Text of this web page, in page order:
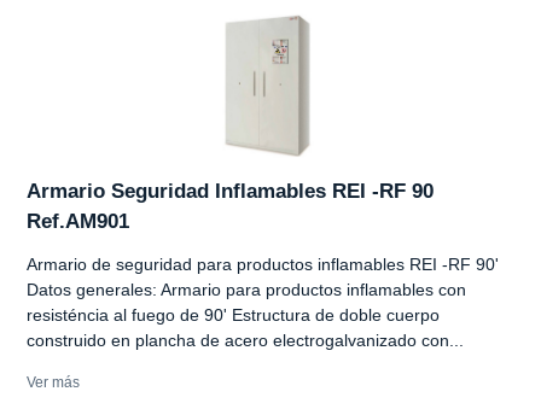
Armario Seguridad Inflamables REI -RF 90
Ref.AM901
Armario de seguridad para productos inflamables REI -RF 90'
Datos generales: Armario para productos inflamables con
resisténcia al fuego de 90' Estructura de doble cuerpo
construido en plancha de acero electrogalvanizado con...
Ver más